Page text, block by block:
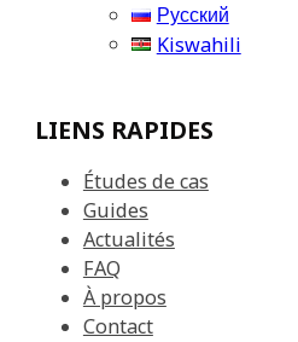
Русский
Kiswahili
LIENS RAPIDES
Études de cas
Guides
Actualités
FAQ
À propos
Contact